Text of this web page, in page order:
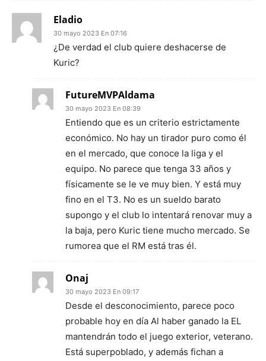
Eladio
30 mayo 2023 En 07:16
¿De verdad el club quiere deshacerse de
Kuric?
FutureMVPAldama
30 mayo 2023 En 08:39
Entiendo que es un criterio estrictamente
económico. No hay un tirador puro como él
en el mercado, que conoce la liga y el
equipo. No parece que tenga 33 años y
físicamente se le ve muy bien. Y está muy
fino en el T3. No es un sueldo barato
supongo y el club lo intentará renovar muy a
la baja, pero Kuric tiene mucho mercado. Se
rumorea que el RM está tras él.
Onaj
30 mayo 2023 En 09:17
Desde el desconocimiento, parece poco
probable hoy en día Al haber ganado la EL
mantendrán todo el juego exterior, veterano.
Está superpoblado, y además fichan a